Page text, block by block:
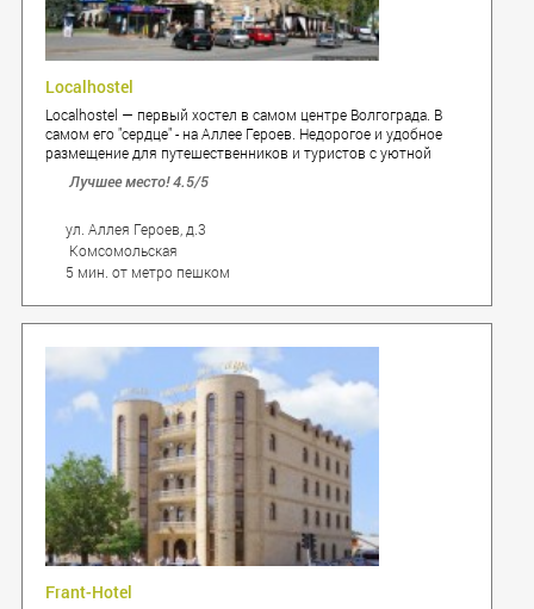
Localhostel
Localhostel — первый хостел в самом центре Волгограда. В
самом его "сердце" - на Аллее Героев. Недорогое и удобное
размещение для путешественников и туристов с уютной
как дома!
Лучшее место!4.5/5
ул. Аллея Героев, д.3
Комсомольская
5 мин. от метро пешком
Frant-Hotel